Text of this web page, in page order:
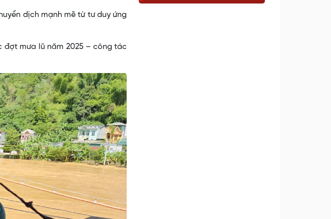
dịch mạnh mẽ từ tư duy ứng
đợt mưa lũ năm 2025 – công tác